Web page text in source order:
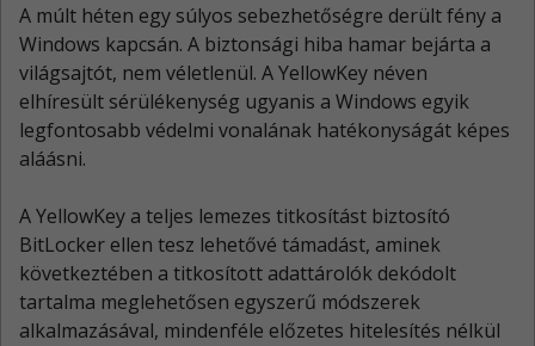
A múlt héten egy súlyos sebezhetőségre derült fény a
Windows kapcsán. A biztonsági hiba hamar bejárta a
világsajtót, nem véletlenül. A YellowKey néven
elhíresült sérülékenység ugyanis a Windows egyik
legfontosabb védelmi vonalának hatékonyságát képes
aláásni.
A YellowKey a teljes lemezes titkosítást biztosító
BitLocker ellen tesz lehetővé támadást, aminek
következtében a titkosított adattárolók dekódolt
tartalma meglehetősen egyszerű módszerek
alkalmazásával, mindenféle előzetes hitelesítés nélkül